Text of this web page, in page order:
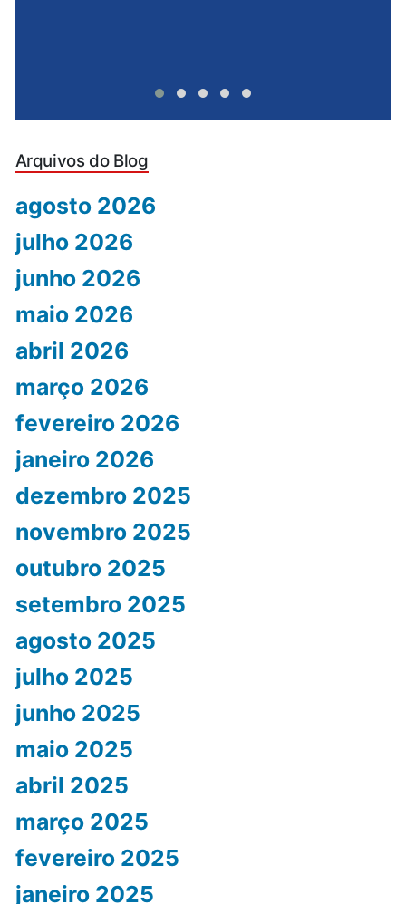
Arquivos do Blog
agosto 2026
julho 2026
junho 2026
maio 2026
abril 2026
março 2026
fevereiro 2026
janeiro 2026
dezembro 2025
novembro 2025
outubro 2025
setembro 2025
agosto 2025
julho 2025
junho 2025
maio 2025
abril 2025
março 2025
fevereiro 2025
janeiro 2025